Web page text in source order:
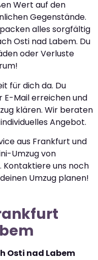
Wert auf den
Gegenstände.
alles sorgfältig
Osti nad Labem. Du
oder Verluste
für dich da. Du
E-Mail erreichen und
klären. Wir beraten
Angebot.
aus Frankfurt und
Umzug von
Kontaktiere uns noch
Umzug planen!
Osti nad Labem